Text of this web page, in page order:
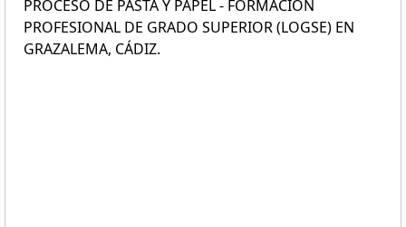
PROCESO DE PASTA Y PAPEL - FORMACIÓN
PROFESIONAL DE GRADO SUPERIOR (LOGSE) EN
GRAZALEMA, CÁDIZ.